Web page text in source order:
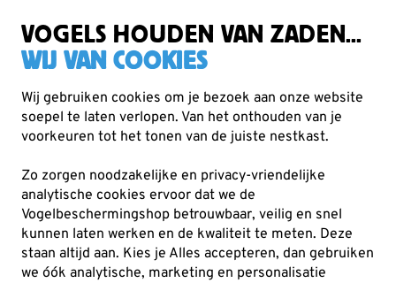
VOGELS HOUDEN VAN ZADEN...
WIJ VAN COOKIES
Wij gebruiken cookies om je bezoek aan onze website
soepel te laten verlopen. Van het onthouden van je
voorkeuren tot het tonen van de juiste nestkast.
Zo zorgen noodzakelijke en privacy-vriendelijke
analytische cookies ervoor dat we de
Vogelbeschermingshop betrouwbaar, veilig en snel
kunnen laten werken en de kwaliteit te meten. Deze
staan altijd aan. Kies je Alles accepteren, dan gebruiken
we óók analytische, marketing en personalisatie
Speciale aanbiedingen en campagnes
pakketten
producten